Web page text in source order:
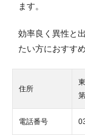
ます。
効率良く異性と
たい方におすす
住所
電話番号